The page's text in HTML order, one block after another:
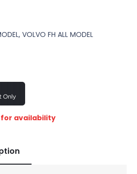
VOLVO FH ALL MODEL
for availability